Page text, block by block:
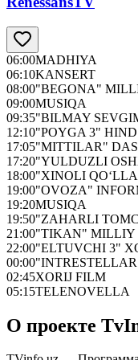
06:00MADHIYA
06:10KANSERT
08:00"BEGONA"
09:00MUSIQA
09:35"BILMAY
12:10"POYGA 3"
17:05"MITTILAR"
17:20"YULDUZLI
18:00"XINOLI
19:00"OVOZA"
19:20MUSIQA
19:50"ZAHARLI
21:00"TIKAN" MILLIY
22:00"ELTUVCHI 3"
00:00
02:45XORIJ FILM
05:15TELENOVELLA
О проекте